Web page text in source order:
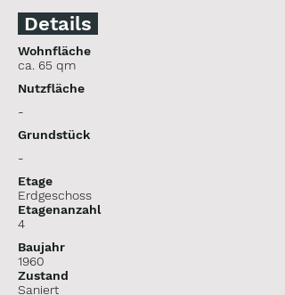
Details
Wohnfläche
ca. 65 qm
Nutzfläche
-
Grundstück
-
Etage
Erdgeschoss
Etagenanzahl
4
Baujahr
1960
Zustand
Saniert